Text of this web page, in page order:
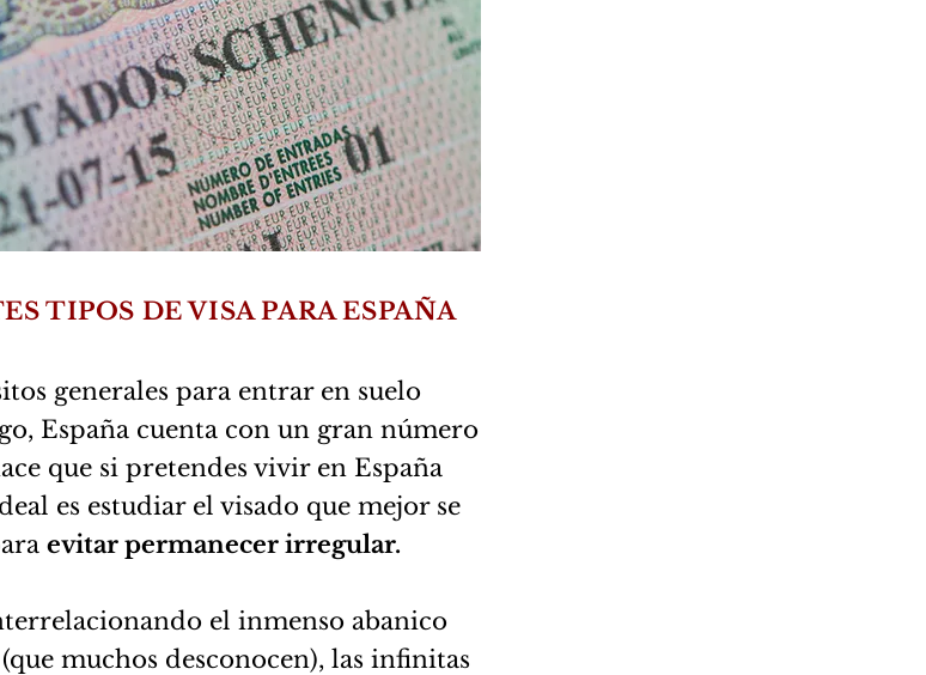
TIPOS DE VISA PARA ESPAÑA
generales para entrar en suelo
España cuenta con un gran número
que si pretendes vivir en España
es estudiar el visado que mejor se
evitar permanecer irregular.
el inmenso abanico
muchos desconocen), las infinitas